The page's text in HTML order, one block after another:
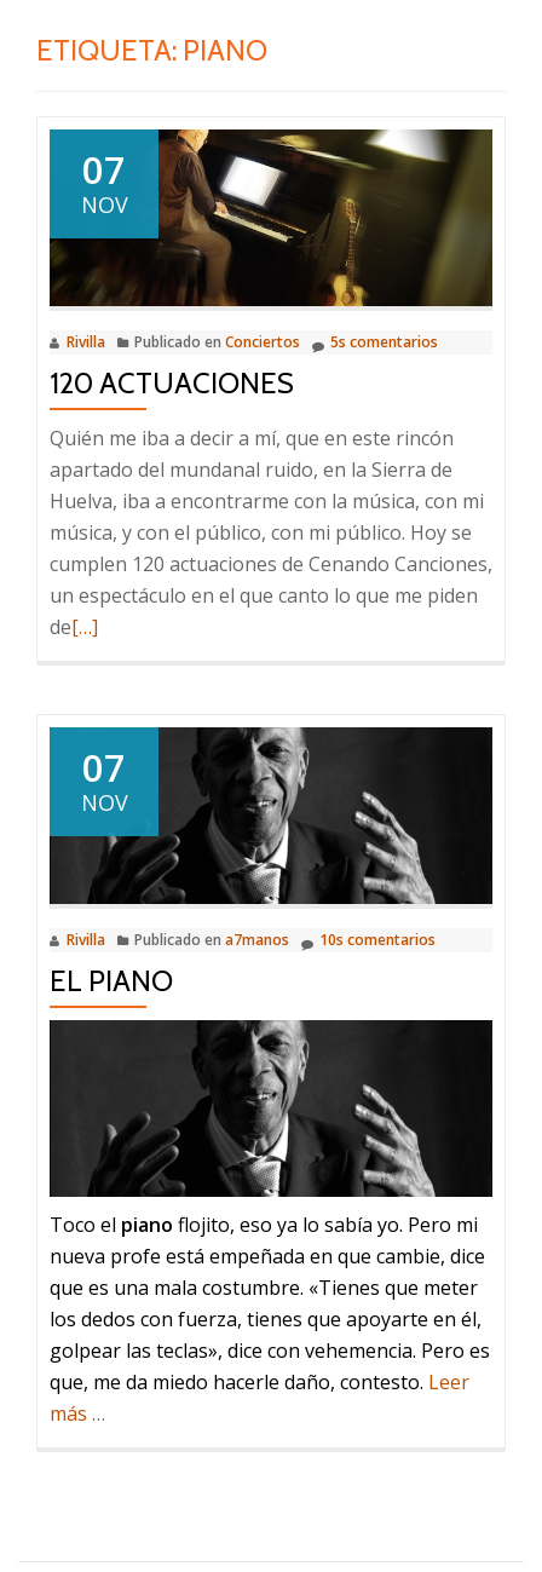
ETIQUETA: PIANO
07
NOV
Rivilla Publicado en Conciertos 5s comentarios
120 ACTUACIONES
Quién me iba a decir a mí, que en este rincón
apartado del mundanal ruido, en la Sierra de
Huelva, iba a encontrarme con la música, con mi
música, y con el público, con mi público. Hoy se
cumplen 120 actuaciones de Cenando Canciones,
un espectáculo en el que canto lo que me piden
deLeer
Actuaciones
[…]
07
NOV
Rivilla Publicado en a7manos 10s comentarios
EL PIANO
Toco el piano flojito, eso ya lo sabía yo. Pero mi
nueva profe está empeñada en que cambie, dice
que es una mala costumbre. «Tienes que meter
los dedos con fuerza, tienes que apoyarte en él,
golpear las teclas», dice con vehemencia. Pero es
que, me da miedo hacerle daño, contesto. Leer
más acerca
…